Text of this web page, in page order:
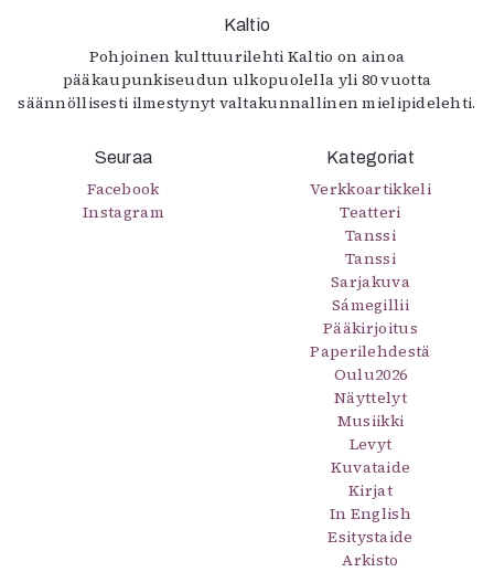
Kaltio
Pohjoinen kulttuurilehti Kaltio on ainoa
pääkaupunkiseudun ulkopuolella yli 80 vuotta
säännöllisesti ilmestynyt valtakunnallinen mielipidelehti.
Seuraa
Facebook
Instagram
Kategoriat
Verkkoartikkeli
Teatteri
Tanssi
Tanssi
Sarjakuva
Sámegillii
Pääkirjoitus
Paperilehdestä
Oulu2026
Näyttelyt
Musiikki
Levyt
Kuvataide
Kirjat
In English
Esitystaide
Arkisto